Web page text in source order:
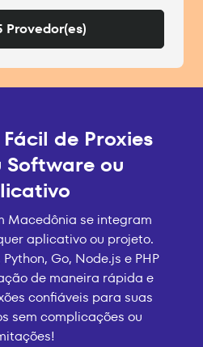
Provedor(es)
de Proxies
Software ou
Macedônia se integram
aplicativo ou projeto.
Go, Node.js e PHP
de maneira rápida e
confiáveis para suas
sem complicações ou